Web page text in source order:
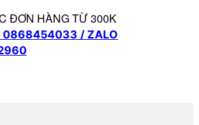
ĐƠN HÀNG TỪ 300K
0868454033 / ZALO